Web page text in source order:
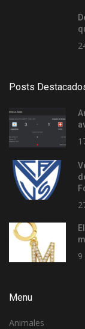
Posts
9
Menu
Animales